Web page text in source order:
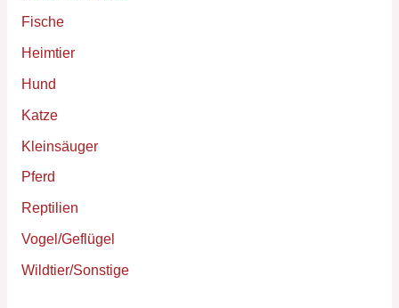
Fische
Heimtier
Hund
Katze
Kleinsäuger
Pferd
Reptilien
Vogel/Geflügel
Wildtier/Sonstige